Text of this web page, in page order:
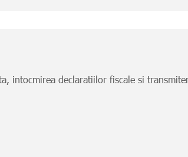
intocmirea declaratiilor fiscale si